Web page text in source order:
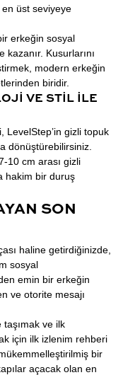
üst seviyeye
erkeğin sosyal
Kusurlarını
modern erkeğin
biridir.
VE STIL ILE
LevelStep’in gizli topuk
dönüştürebilirsiniz.
10 cm arası gizli
hakim bir duruş
SON
haline getirdiğinizde,
sosyal
emin bir erkeğin
ve otorite mesajı
ve ilk
için ilk izlenim rehberi
bir
açacak olan en